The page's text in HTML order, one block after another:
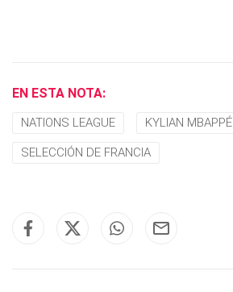
EN ESTA NOTA:
NATIONS LEAGUE KYLIAN MBAPPÉ
SELECCIÓN DE FRANCIA